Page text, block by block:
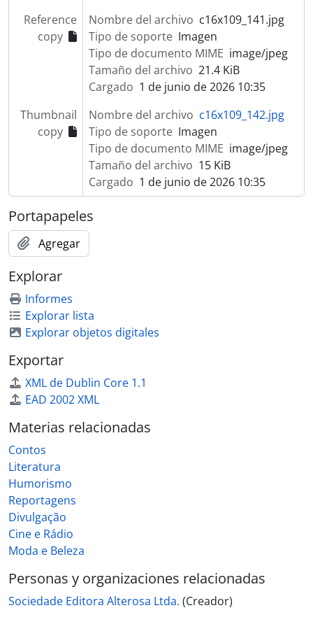
Reference
copy
Nombre del archivo c16x109_141.jpg
Tipo de soporte Imagen
Tipo de documento MIME image/jpeg
Tamaño del archivo 21.4 KiB
Cargado 1 de junio de 2026 10:35
Thumbnail
copy
Nombre del archivo c16x109_142.jpg
Tipo de soporte Imagen
Tipo de documento MIME image/jpeg
Tamaño del archivo 15 KiB
Cargado 1 de junio de 2026 10:35
Portapapeles
Agregar
Explorar
Informes
Explorar lista
Explorar objetos digitales
Exportar
XML de Dublin Core 1.1
EAD 2002 XML
Materias relacionadas
Contos
Literatura
Humorismo
Reportagens
Divulgação
Cine e Rádio
Moda e Beleza
Personas y organizaciones relacionadas
Sociedade Editora Alterosa Ltda. (Creador)